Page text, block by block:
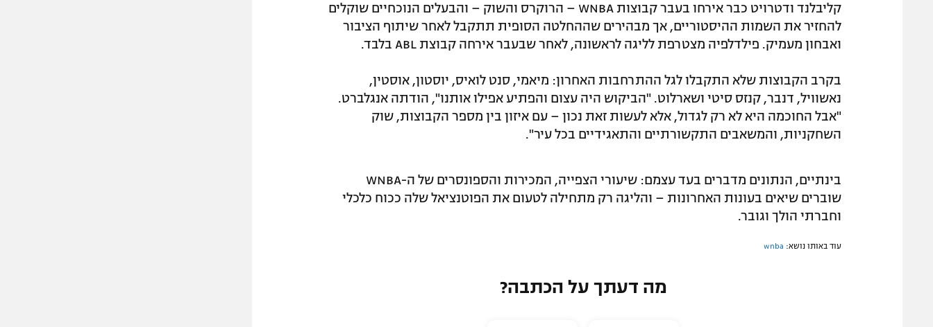
קליבלנד ודטרויט כבר אירחו בעבר קבוצות WNBA – הרוקרס והשוק – והבעלים הנוכחיים שוקלים
להחזיר את השמות ההיסטוריים, אך מבהירים שההחלטה הסופית תתקבל לאחר שיתוף הציבור
ואבחון מעמיק. פילדלפיה מצטרפת לליגה לראשונה, לאחר שבעבר אירחה קבוצת ABL בלבד.
בקרב הקבוצות שלא התקבלו לגל ההתרחבות האחרון: מיאמי, סנט לואיס, יוסטון, אוסטין,
נאשוויל, דנבר, קנזס סיטי ושארלוט. "הביקוש היה עצום והפתיע אפילו אותנו", הודתה אנגלברט.
"אבל החוכמה היא לא רק לגדול, אלא לעשות זאת נכון – עם איזון בין מספר הקבוצות, שוק
השחקניות, והמשאבים התקשורתיים והתאגידיים בכל עיר".
בינתיים, הנתונים מדברים בעד עצמם: שיעורי הצפייה, המכירות והספונסרים של ה-WNBA
שוברים שיאים בעונות האחרונות – והליגה רק מתחילה לטעום את הפוטנציאל שלה ככוח כלכלי
וחברתי הולך וגובר.
עוד באותו נושא: wnba
מה דעתך על הכתבה?